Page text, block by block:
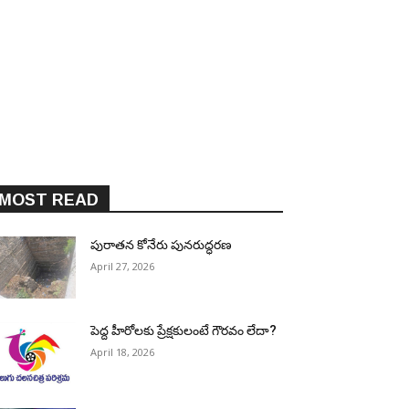
READ
పురాత‌న కోనేరు పున‌రుద్ధ‌ర‌ణ
April 27, 2026
పెద్ద హీరోల‌కు ప్రేక్ష‌కులంటే గౌర‌వం లేదా?
April 18, 2026